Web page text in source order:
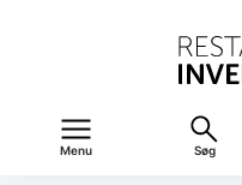
Menu Søg